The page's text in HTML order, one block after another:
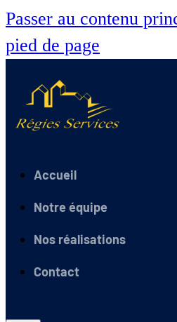
Passer au contenu
pied de page
Accueil
Notre équipe
Nos réalisations
Contact